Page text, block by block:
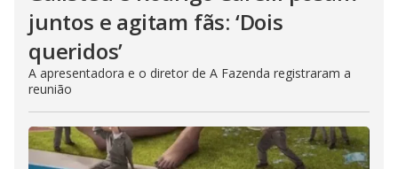
juntos e agitam fãs: ‘Dois
queridos’
A apresentadora e o diretor de A Fazenda registraram a
reunião